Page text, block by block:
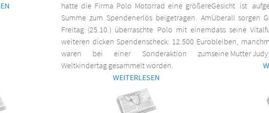
hatte die Firma Polo Motorrad eine größere
Summe zum Spendenerlös beigetragen. Am
Freitag (25.10.) überraschte Polo mit einem
weiteren dicken Spendenscheck: 12.500 Euro
waren bei einer Sonderaktion zum
Weltkindertag gesammelt worden.
WEITERLESEN
Gesicht ist
Überall sorgen
dass seine
bleiben,
seine Mutter